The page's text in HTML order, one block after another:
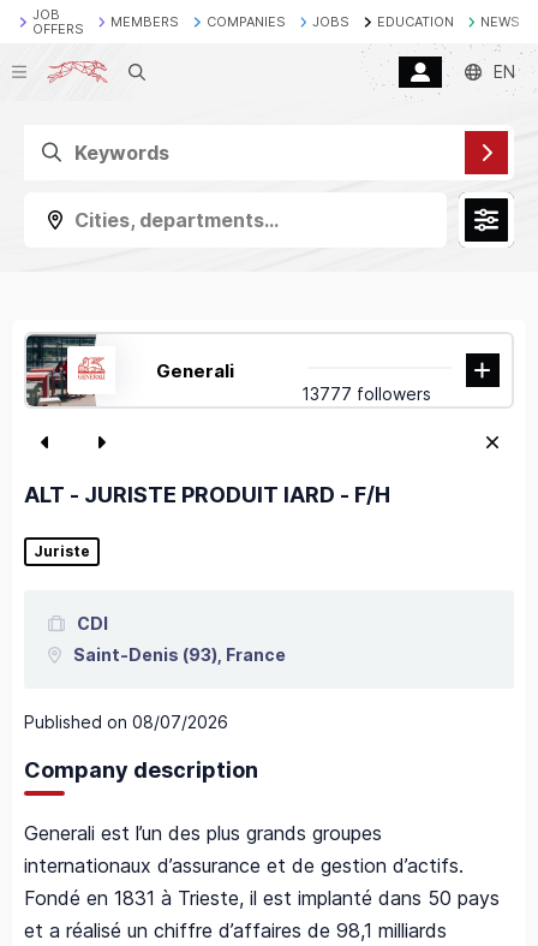
JOB
OFFERS
MEMBERS COMPANIES JOBS EDUCATION NEWS
Search EN
Cities, departments...
Generali
13777 followers
ALT - JURISTE PRODUIT IARD - F/H
Juriste
CDI
Saint-Denis (93), France
Published on 08/07/2026
Company description
Generali est l’un des plus grands groupes
internationaux d’assurance et de gestion d’actifs.
Fondé en 1831 à Trieste, il est implanté dans 50 pays
et a réalisé un chiffre d’affaires de 98,1 milliards